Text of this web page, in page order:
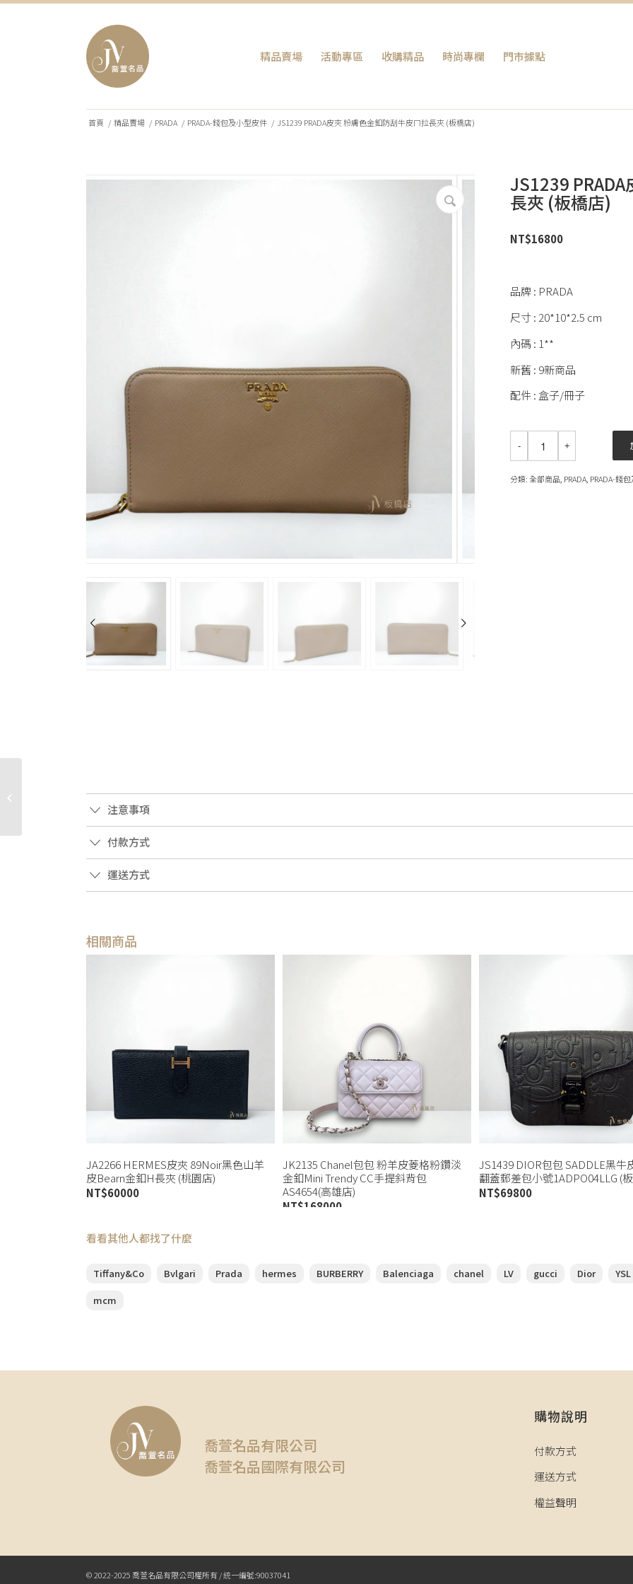
精品賣場 活動專區 收購精品 時尚專欄 門巿據點
首頁 / 精品賣場 / PRADA / PRADA-錢包及小型皮件 / JS1239 PRADA皮夾 粉膚色金釦防刮牛皮ㄇ拉長夾 (板橋店)
JS1239
長夾 (板橋店)
NT$16800
品牌 : PRADA
尺寸 : 20*10*2.5 cm
內碼 : 1**
新舊 : 9新商品
配件 : 盒子/冊子
分類:全部商品 PRADA PRADA-錢
注意事項
付款方式
運送方式
相關商品
JA2266 HERMES皮夾 89Noir黑色山羊
皮Bearn金釦H長夾 (桃園店)
NT$60000
JK2135 Chanel包包 粉羊皮菱格粉鑽淡
金釦Mini Trendy CC手提斜背包
AS4654(高雄店)
NT$168000
JS1439 DIOR包包 SADDLE黑牛
翻蓋郵差包小號1ADPO04LLG (
NT$69800
看看其他人都找了什麼
Tiffany&Co Bvlgari Prada hermes BURBERRY Balenciaga chanel LV gucci Dior YSL
mcm
喬萱名品有限公司
喬萱名品國際有限公司
購物說明
付款方式
運送方式
權益聲明
© 2022-2025 喬萱名品有限公司權所有 / 統一編號:90037041
EPI下蓋長夾M60317 (板